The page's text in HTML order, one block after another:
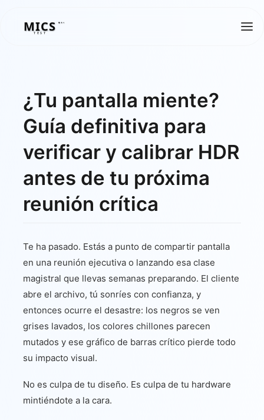
MICS
MICS
TEST
¿Tu pantalla miente?
Guía definitiva para
verificar y calibrar HDR
antes de tu próxima
reunión crítica
Te ha pasado. Estás a punto de compartir pantalla
en una reunión ejecutiva o lanzando esa clase
magistral que llevas semanas preparando. El cliente
abre el archivo, tú sonríes con confianza, y
entonces ocurre el desastre: los negros se ven
grises lavados, los colores chillones parecen
mutados y ese gráfico de barras crítico pierde todo
su impacto visual.
No es culpa de tu diseño. Es culpa de tu hardware
mintiéndote a la cara.